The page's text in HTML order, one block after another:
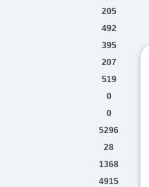
205
492
395
207
519
0
0
5296
28
1368
4915